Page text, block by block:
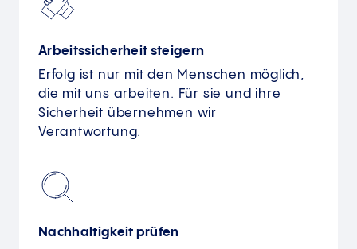
Arbeitssicherheit steigern
Erfolg ist nur mit den Menschen möglich,
die mit uns arbeiten. Für sie und ihre
Sicherheit übernehmen wir
Verantwortung.
Nachhaltigkeit prüfen